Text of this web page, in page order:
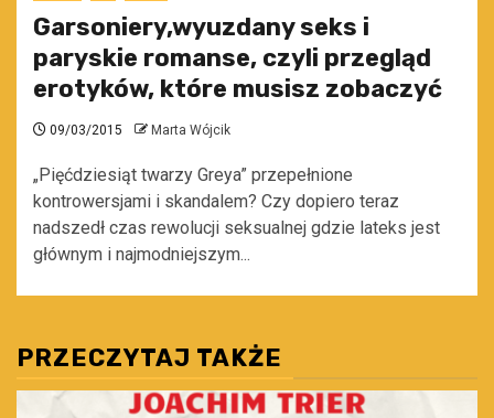
Garsoniery,wyuzdany seks i
paryskie romanse, czyli przegląd
erotyków, które musisz zobaczyć
09/03/2015 Marta Wójcik
„Pięćdziesiąt twarzy Greya” przepełnione
kontrowersjami i skandalem? Czy dopiero teraz
nadszedł czas rewolucji seksualnej gdzie lateks jest
głównym i najmodniejszym...
PRZECZYTAJ TAKŻE